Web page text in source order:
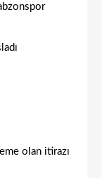
olan itirazı